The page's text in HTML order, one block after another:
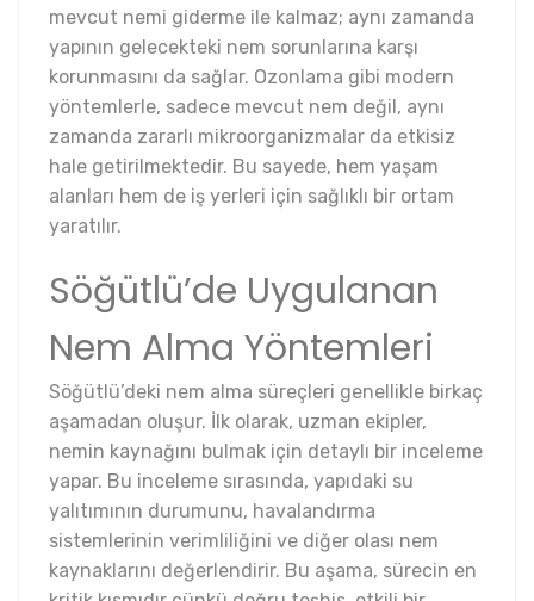
mevcut nemi giderme ile kalmaz; aynı zamanda
yapının gelecekteki nem sorunlarına karşı
korunmasını da sağlar. Ozonlama gibi modern
yöntemlerle, sadece mevcut nem değil, aynı
zamanda zararlı mikroorganizmalar da etkisiz
hale getirilmektedir. Bu sayede, hem yaşam
alanları hem de iş yerleri için sağlıklı bir ortam
yaratılır.
Söğütlü’de Uygulanan
Nem Alma Yöntemleri
Söğütlü’deki nem alma süreçleri genellikle birkaç
aşamadan oluşur. İlk olarak, uzman ekipler,
nemin kaynağını bulmak için detaylı bir inceleme
yapar. Bu inceleme sırasında, yapıdaki su
yalıtımının durumunu, havalandırma
sistemlerinin verimliliğini ve diğer olası nem
kaynaklarını değerlendirir. Bu aşama, sürecin en